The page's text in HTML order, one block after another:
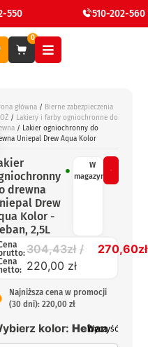
550 510-202-560
0
główna / Bierne zabezpieczenia
/ Lakiery i farby ogniochronne do
/ Lakier ogniochronny do
Uniepal Drew Aqua Kolor
drewna
Drew
Kolor -
2,5L
W
magazynie
brutto:304,43zł 270,60zł
220,00 zł
Najniższa cena w promocji
(30 dni): 220,00 zł
kolor: Heban
Wyczyść